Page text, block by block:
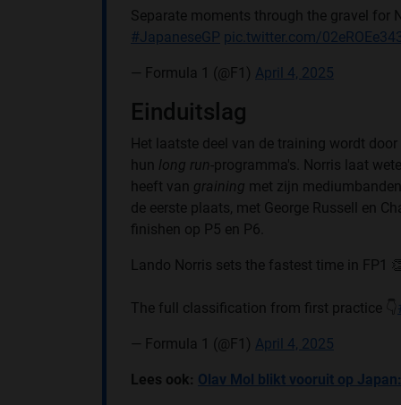
Separate moments through the gravel for
#JapaneseGP pic.twitter.com/
— Formula 1 (@F1) April 4, 2025
Einduitslag
Het laatste deel van de training wordt
hun long run-programma's. Norris laat
heeft van graining met zijn
de eerste plaats, met George Russell en
finishen op P5 en P6.
Lando Norris sets the fastest time in FP1
The full classification from first practice 👇
— Formula 1 (@F1) April 4, 2025
Lees ook: Olav Mol blikt vooruit op